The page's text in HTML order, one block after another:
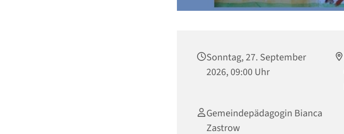
Sonntag, 27. September
2026, 09:00 Uhr
Gemeindepädagogin Bianca
Zastrow